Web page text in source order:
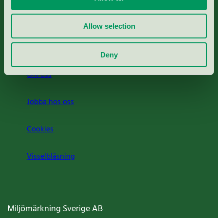
Allow selection
Deny
Rapporter & undersökningar
Press
Om oss
Jobba hos oss
Cookies
Visselblåsning
Miljömärkning Sverige AB